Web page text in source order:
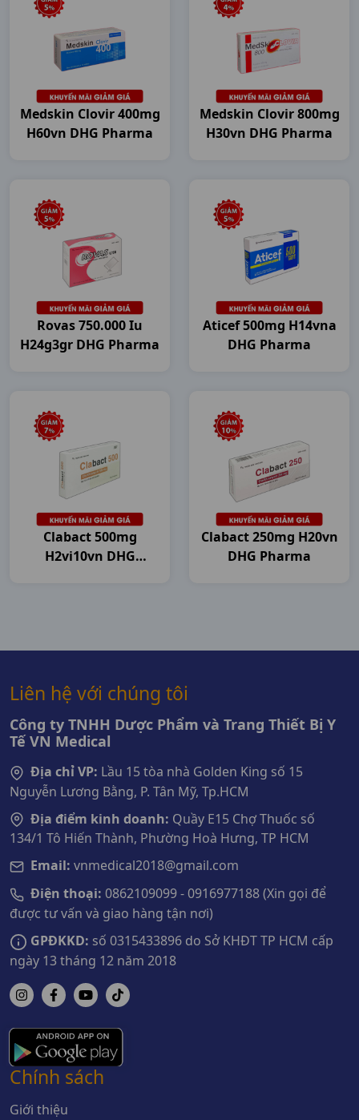
Medskin Clovir 400mg
H60vn DHG Pharma
Medskin Clovir 800mg
H30vn DHG Pharma
Rovas 750.000 Iu
H24g3gr DHG Pharma
Aticef 500mg H14vna
DHG Pharma
Clabact 500mg
H2vi10vn DHG
Clabact 250mg H20vn
DHG Pharma
Liên hệ với chúng tôi
Công ty TNHH Dược Phẩm và Trang Thiết Bị Y
Tế VN Medical
Địa chỉ VP: Lầu 15 tòa nhà Golden King số 15
Nguyễn Lương Bằng, P. Tân Mỹ, Tp.HCM
Địa điểm kinh doanh: Quầy E15 Chợ Thuốc số
134/1 Tô Hiến Thành, Phường Hoà Hưng, TP HCM
Email: vnmedical2018@gmail.com
Điện thoại: 0862109099 - 0916977188 (Xin gọi để
được tư vấn và giao hàng tận nơi)
GPĐKKD: số 0315433896 do Sở KHĐT TP HCM cấp
ngày 13 tháng 12 năm 2018
Chính sách
Giới thiệu